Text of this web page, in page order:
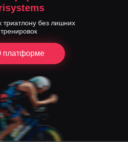
триатлону без лишних
тренировок
платформе